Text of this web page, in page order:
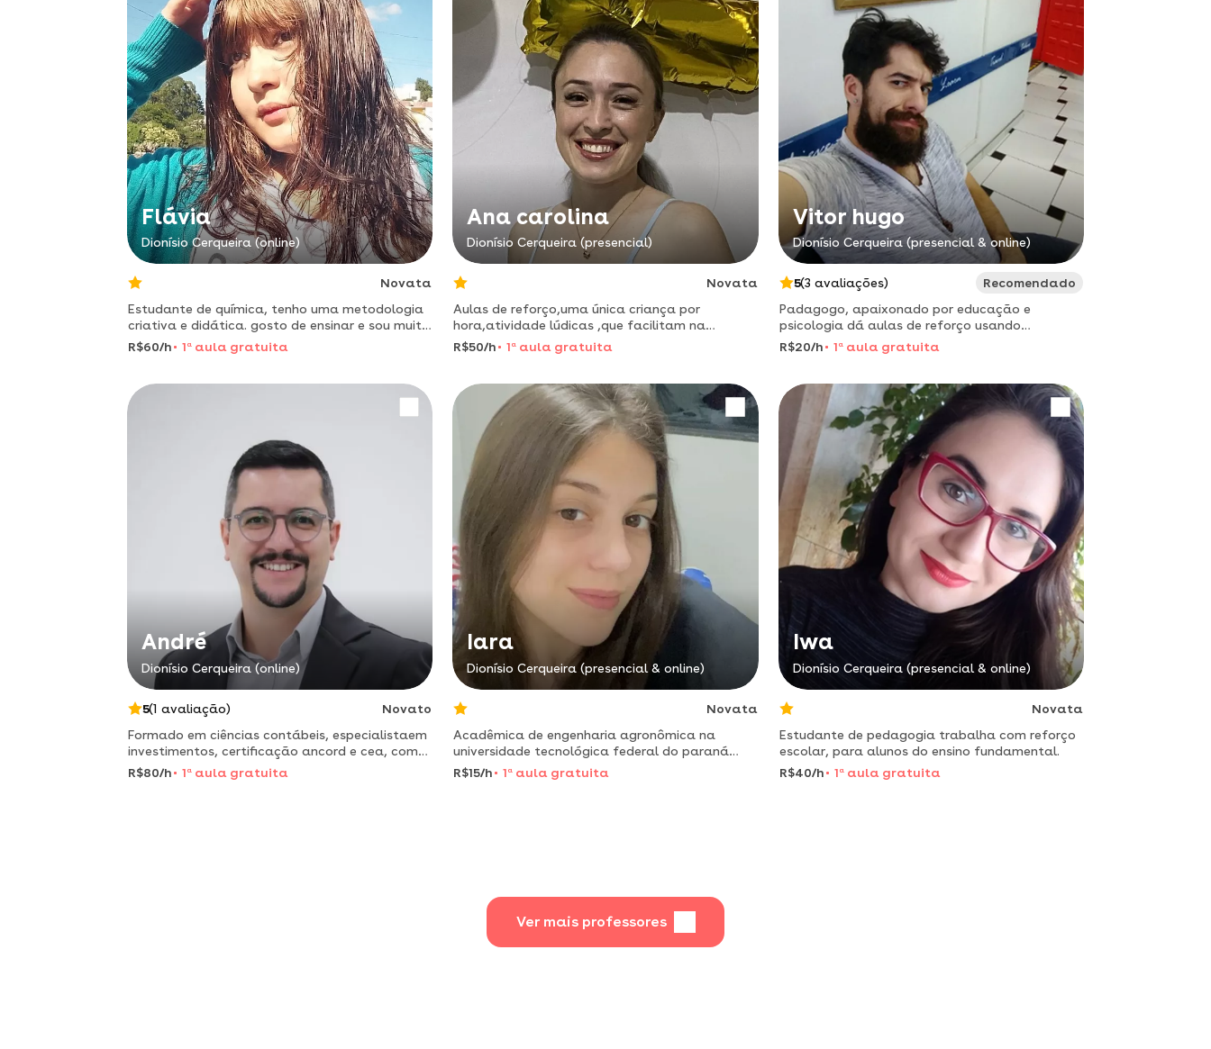
Flávia
Dionísio Cerqueira (online)
Novata
Estudante de química, tenho uma metodologia
criativa e didática. gosto de ensinar e sou muito
paciente.
R$60/h 1 a aula gratuita
Ana carolina
Dionísio Cerqueira (presencial)
Novata
Aulas de reforço,uma única criança por
hora,atividade lúdicas ,que facilitam na
memorização!
R$50/h 1 a aula gratuita
Vitor hugo
Dionísio Cerqueira (presencial & online)
5(3 avaliações)
Recomendado
Padagogo, apaixonado por educação e
psicologia dá aulas de reforço usando
metodologias ativas
R$20/h 1 aaula gratuita
André
Dionísio Cerqueira (online)
5(1 avaliação)
Novato
Formado em ciências contábeis, especialistaem
investimentos, certificação ancord e cea, com
mais de 15 anos no ramo bancário.
R$80/h 1 a aula gratuita
Iara
Dionísio Cerqueira (presencial & online)
Novata
Acadêmica de engenharia agronômica na
universidade tecnológica federal do paraná
(utfpr), atualmente atuo como monitora para
as matérias do ensino superior, com enfoque
R$15/h 1 a aula gratuita
Iwa
Dionísio Cerqueira (presencial & online)
Novata
Estudante de pedagogia trabalha com reforço
escolar, para alunos do ensino fundamental.
R$40/h
1 aaula gratuita
Ver mais professores